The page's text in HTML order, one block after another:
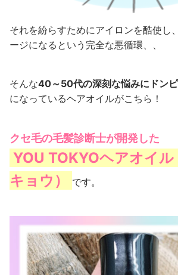
それを紛らすためにアイロンを酷使し
ージになるという完全な悪循環、、
そんな40～50代の深刻な悩みにドンピ
になっているヘアオイルがこちら！
クセ毛の毛髪診断士が開発した
YOU TOKYOヘアオイル
キョウ）
です。